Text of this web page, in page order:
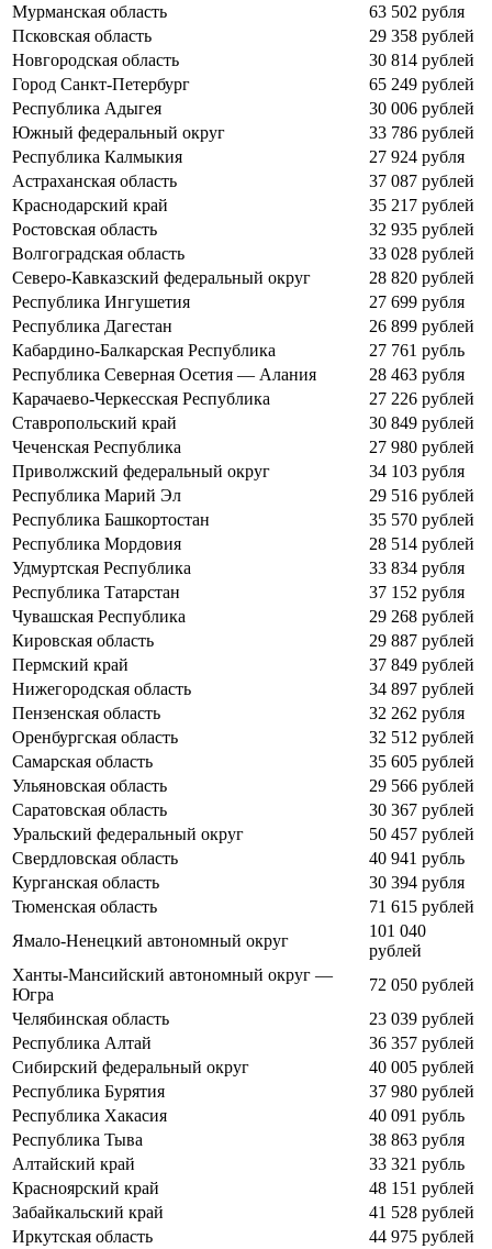
Мурманская область
63 502 рубля
Псковская область
29 358 рублей
Новгородская область
30 814 рублей
Город Санкт-Петербург
65 249 рублей
Республика Адыгея
30 006 рублей
Южный федеральный округ
33 786 рублей
Республика Калмыкия
27 924 рубля
Астраханская область
37 087 рублей
Краснодарский край
35 217 рублей
Ростовская область
32 935 рублей
Волгоградская область
33 028 рублей
Северо-Кавказский федеральный округ
28 820 рублей
Республика Ингушетия
27 699 рубля
Республика Дагестан
26 899 рублей
Кабардино-Балкарская Республика
27 761 рубль
Республика Северная Осетия — Алания
28 463 рубля
Карачаево-Черкесская Республика
27 226 рублей
Ставропольский край
30 849 рублей
Чеченская Республика
27 980 рублей
Приволжский федеральный округ
34 103 рубля
Республика Марий Эл
29 516 рублей
Республика Башкортостан
35 570 рублей
Республика Мордовия
28 514 рублей
Удмуртская Республика
33 834 рубля
Республика Татарстан
37 152 рубля
Чувашская Республика
29 268 рублей
Кировская область
29 887 рублей
Пермский край
37 849 рублей
Нижегородская область
34 897 рублей
Пензенская область
32 262 рубля
Оренбургская область
32 512 рублей
Самарская область
35 605 рублей
Ульяновская область
29 566 рублей
Саратовская область
30 367 рублей
Уральский федеральный округ
50 457 рублей
Свердловская область
40 941 рубль
Курганская область
30 394 рубля
Тюменская область
71 615 рублей
Ямало-Ненецкий автономный округ
101 040
рублей
Ханты-Мансийский автономный округ —
Югра
72 050 рублей
Челябинская область
23 039 рублей
Республика Алтай
36 357 рублей
Сибирский федеральный округ
40 005 рублей
Республика Бурятия
37 980 рублей
Республика Хакасия
40 091 рубль
Республика Тыва
38 863 рубля
Алтайский край
33 321 рубль
Красноярский край
48 151 рублей
Забайкальский край
41 528 рублей
Иркутская область
44 975 рублей